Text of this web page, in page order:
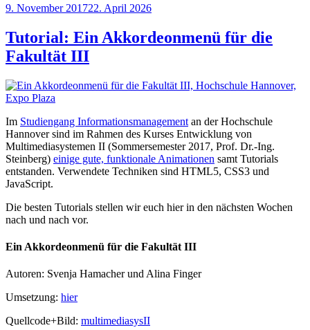
Veröffentlicht
9. November 201722. April 2026
Tutorial: Ein Akkordeonmenü für die
Fakultät III
Im Studiengang Informationsmanagement an der Hochschule
Hannover sind im Rahmen des Kurses Entwicklung von
Multimediasystemen II (Sommersemester 2017, Prof. Dr.-Ing.
Steinberg) einige gute, funktionale Animationen samt Tutorials
entstanden. Verwendete Techniken sind HTML5, CSS3 und
JavaScript.
Die besten Tutorials stellen wir euch hier in den nächsten Wochen
nach und nach vor.
Ein Akkordeonmenü für die Fakultät III
Autoren: Svenja Hamacher und Alina Finger
Umsetzung: hier
Quellcode+Bild: multimediasysII